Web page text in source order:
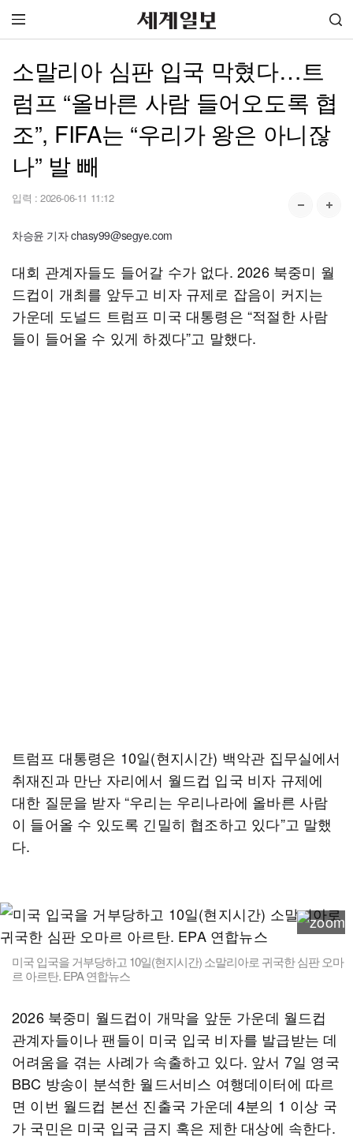
소말리아 심판 입국 막혔다…트
럼프 “올바른 사람 들어오도록 협
조”, FIFA는 “우리가 왕은 아니잖
나” 발 빼
입력 : 2026-06-11 11:12
차승윤 기자 chasy99@segye.com
대회 관계자들도 들어갈 수가 없다. 2026 북중미 월
드컵이 개최를 앞두고 비자 규제로 잡음이 커지는
가운데 도널드 트럼프 미국 대통령은 “적절한 사람
들이 들어올 수 있게 하겠다”고 말했다.
트럼프 대통령은 10일(현지시간) 백악관 집무실에서
취재진과 만난 자리에서 월드컵 입국 비자 규제에
대한 질문을 받자 “우리는 우리나라에 올바른 사람
이 들어올 수 있도록 긴밀히 협조하고 있다”고 말했
다.
미국 입국을 거부당하고 10일(현지시간) 소말리아로 귀국한 심판 오마
르 아르탄. EPA 연합뉴스
2026 북중미 월드컵이 개막을 앞둔 가운데 월드컵
관계자들이나 팬들이 미국 입국 비자를 발급받는 데
어려움을 겪는 사례가 속출하고 있다. 앞서 7일 영국
BBC 방송이 분석한 월드서비스 여행데이터에 따르
면 이번 월드컵 본선 진출국 가운데 4분의 1 이상 국
가 국민은 미국 입국 금지 혹은 제한 대상에 속한다.